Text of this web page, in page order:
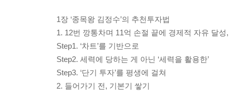
1장 ‘종목왕 김정수’의 추천투자법
1. 12번 깡통차며 11억 손절 끝에 경제적 자유 달성
Step1. ‘차트’를 기반으로
Step2. 세력에 당하는 게 아닌 ‘세력을 활용한’
Step3. ‘단기 투자’를 평생에 걸쳐
2. 들어가기 전, 기본기 쌓기